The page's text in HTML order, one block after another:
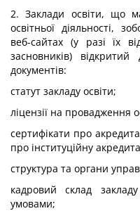
2. Заклади освіти, що
освітньої діяльності,
веб-сайтах (у разі їх
засновників)
документів:
статут закладу освіти;
ліцензії на провадження
сертифікати про
про інституційну
структура та органи
кадровий склад
умовами;